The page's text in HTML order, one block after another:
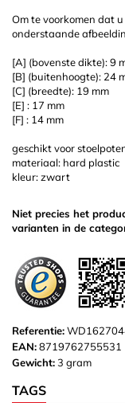
Om te voorkomen dat
onderstaande
[A] (bovenste dikte): 9
[B] (buitenhoogte): 24
[C] (breedte): 19 mm
[E] : 17 mm
[F] : 14 mm
geschikt voor
materiaal: hard plastic
kleur: zwart
Niet precies het
varianten in de
Referentie:
EAN:8719762755531
Gewicht:3 gram
TAGS